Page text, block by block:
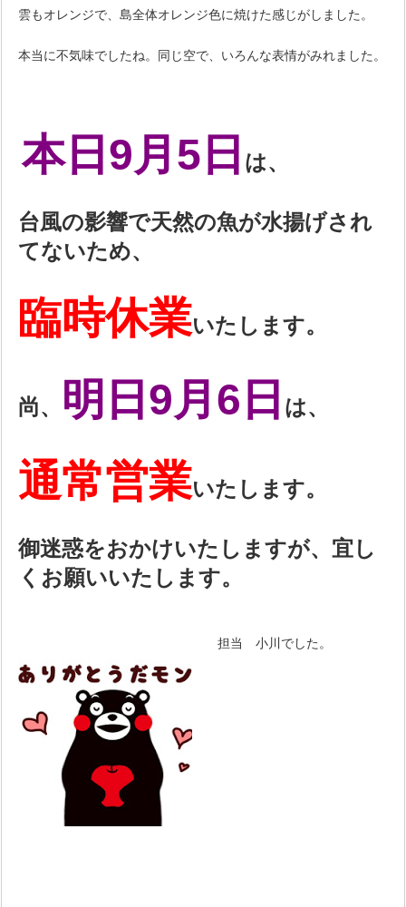
雲もオレンジで、島全体オレンジ色に焼けた感じがしました。
本当に不気味でしたね。同じ空で、いろんな表情がみれました。
本日9月5日 は、
台風の影響で天然の魚が水揚げされ
てないため、
臨時休業いたします。
尚、 明日9月6日 は、
通常営業いたします。
御迷惑をおかけいたしますが、宜し
くお願いいたします。
担当 小川でした。